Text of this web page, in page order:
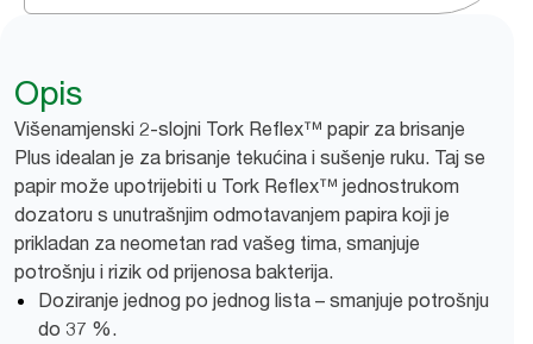
Opis
Višenamjenski 2-slojni Tork Reflex™ papir za brisanje
Plus idealan je za brisanje tekućina i sušenje ruku. Taj se
papir može upotrijebiti u Tork Reflex™ jednostrukom
dozatoru s unutrašnjim odmotavanjem papira koji je
prikladan za neometan rad vašeg tima, smanjuje
potrošnju i rizik od prijenosa bakterija.
Doziranje jednog po jednog lista – smanjuje potrošnju
do 37 %.